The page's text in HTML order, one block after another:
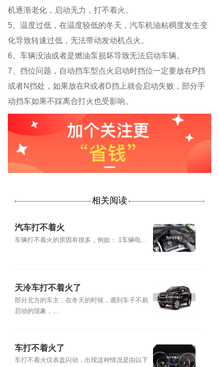
机逐渐老化，启动无力，打不着火。
5、温度过低，在温度较低的冬天，汽车机油粘稠度发生变
化导致转速过低，无法带动发动机点火。
6、车辆没油或者是燃油泵损坏导致无法启动车辆。
7、挡位问题，自动挡车型点火启动时挡位一定要放在P挡
或者N挡处，如果放在R或者D挡上就会启动失败，部分手
动挡车如果不踩离合打火也受影响。
相关阅读
汽车打不着火
车辆打不着火的原因有很多，例如： 1车辆电...
天冷车打不着火了
部分北方的车主，在冬天的时候，遇到车子不易
启动的现象，...
车打不着火了
车打不着火仪表盘闪动，出现这种情况是由以下